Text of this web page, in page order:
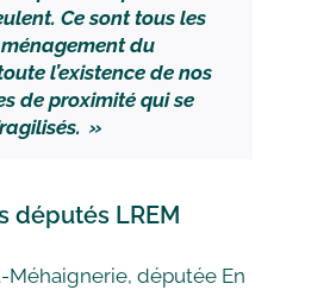
Ce sont tous les
du
l’existence de nos
de proximité qui se
»
députés LREM
Méhaignerie, députée En